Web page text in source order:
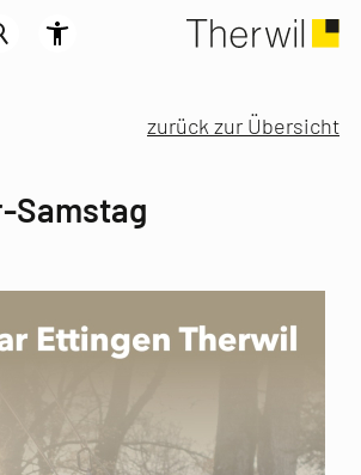
zurück zur Übersicht
Samstag